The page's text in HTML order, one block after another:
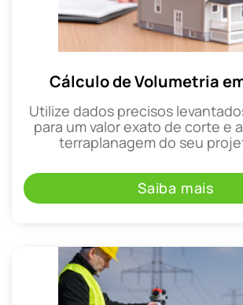
Cálculo de Volumetria
Utilize dados precisos
para um valor exato de corte e
terraplanagem do seu
Saiba mais